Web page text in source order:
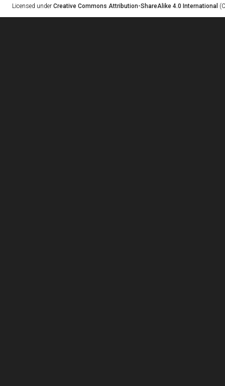
Licensed under Creative Commons Attribution-ShareAlike 4.0 International